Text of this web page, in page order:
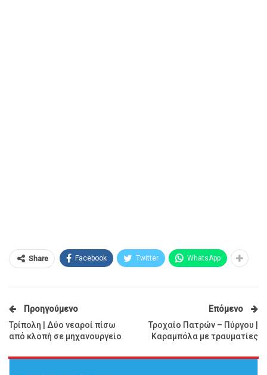
Share Facebook Twitter WhatsApp
Προηγούμενο
Τρίπολη | Δύο νεαροί πίσω
από κλοπή σε μηχανουργείο
Επόμενο
Τροχαίο Πατρών – Πύργου |
Καραμπόλα με τραυματίες